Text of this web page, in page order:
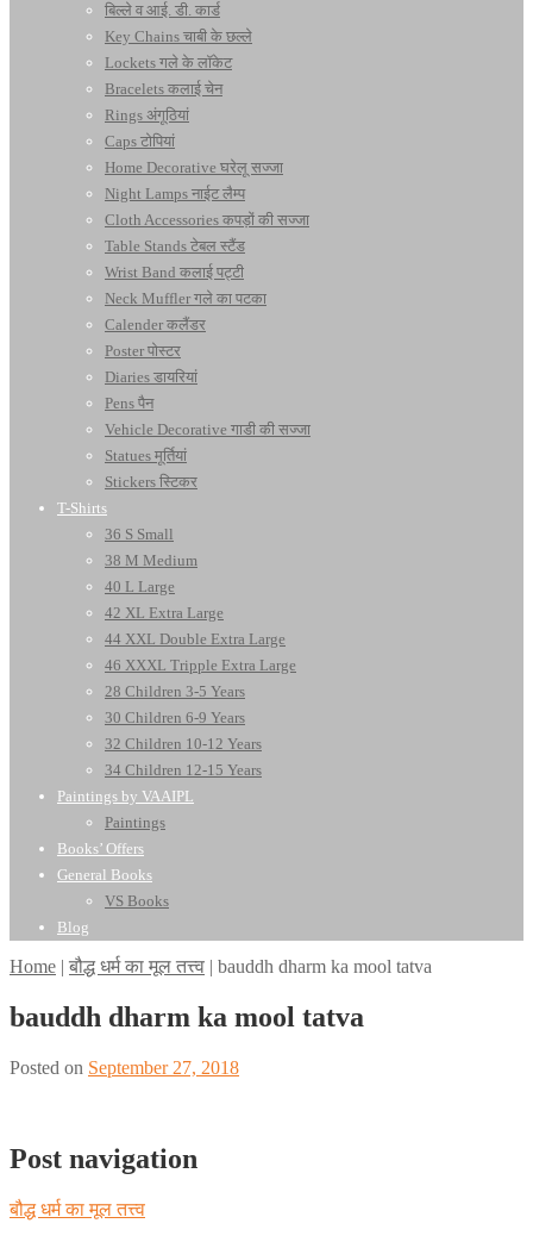
बिल्ले व आई. डी. कार्ड
Key Chains चाबी के छल्ले
Lockets गले के लॉकेट
Bracelets कलाई चेन
Rings अंगूठियां
Caps टोपियां
Home Decorative घरेलू सज्जा
Night Lamps नाईट लैम्प
Cloth Accessories कपड़ों की सज्जा
Table Stands टेबल स्टैंड
Wrist Band कलाई पट्टी
Neck Muffler गले का पटका
Calender कलैंडर
Poster पोस्टर
Diaries डायरियां
Pens पैन
Vehicle Decorative गाडी की सज्जा
Statues मूर्तियां
Stickers स्टिकर
T-Shirts
36 S Small
38 M Medium
40 L Large
42 XL Extra Large
44 XXL Double Extra Large
46 XXXL Tripple Extra Large
28 Children 3-5 Years
30 Children 6-9 Years
32 Children 10-12 Years
34 Children 12-15 Years
Paintings by VAAIPL
Paintings
Books’ Offers
General Books
VS Books
Blog
Home | बौद्ध धर्म का मूल तत्त्व | bauddh dharm ka mool tatva
bauddh dharm ka mool tatva
Posted on September 27, 2018
Post navigation
बौद्ध धर्म का मूल तत्त्व